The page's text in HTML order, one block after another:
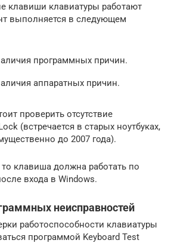
клавиши клавиатуры работают
выполняется в следующем
программных причин.
аппаратных причин.
проверить отсутствие
(встречается в старых ноутбуках,
до 2007 года).
то клавиша должна работать по
входа в Windows.
неисправностей
работоспособности клавиатуры
программой Keyboard Test